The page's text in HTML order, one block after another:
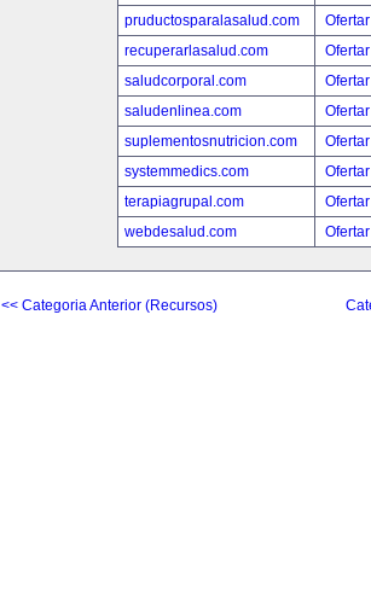
pruductosparalasalud.com
recuperarlasalud.com
saludcorporal.com
saludenlinea.com
suplementosnutricion.com
systemmedics.com
terapiagrupal.com
webdesalud.com
<< Categoria Anterior (Recursos)